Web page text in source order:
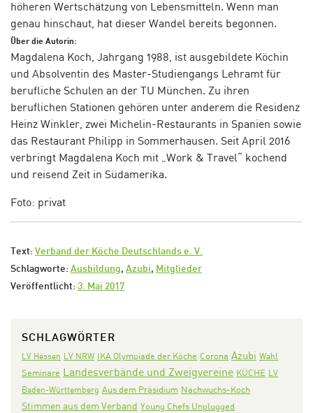
höheren Wertschätzung von Lebensmitteln. Wenn man
genau hinschaut, hat dieser Wandel bereits begonnen.
Über die Autorin:
Magdalena Koch, Jahrgang 1988, ist ausgebildete Köchin
und Absolventin des Master-Studiengangs Lehramt für
berufliche Schulen an der TU München. Zu ihren
beruflichen Stationen gehören unter anderem die Residenz
Heinz Winkler, zwei Michelin-Restaurants in Spanien sowie
das Restaurant Philipp in Sommerhausen. Seit April 2016
verbringt Magdalena Koch mit „Work & Travel“ kochend
und reisend Zeit in Südamerika.
Foto: privat
Text: Verband der Köche Deutschlands e. V.
Schlagworte: Ausbildung, Azubi, Mitglieder
Veröffentlicht: 3. Mai 2017
SCHLAGWÖRTER
LV Hessen LV NRW IKA Olympiade der Köche Corona Azubi Wahl
Seminare Landesverbände und Zweigvereine KÜCHE LV
Baden-Württemberg Aus dem Präsidium Nachwuchs-Koch
Stimmen aus dem Verband Young Chefs Unplugged